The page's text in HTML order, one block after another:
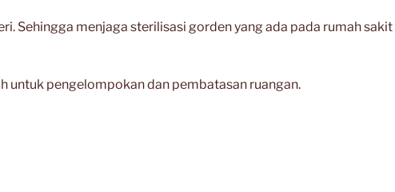
Sehingga menjaga sterilisasi gorden yang ada pada rumah sakit
untuk pengelompokan dan pembatasan ruangan.